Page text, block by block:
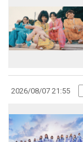
2026/08/07 21:55